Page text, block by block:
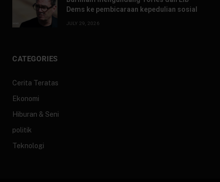
Dems ke pembicaraan kepedulian sosial
JULY 29, 2026
CATEGORIES
Cerita Teratas
Ekonomi
Hiburan & Seni
politik
Teknologi